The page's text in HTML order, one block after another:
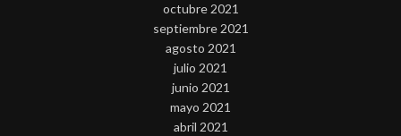
octubre 2021
septiembre 2021
agosto 2021
julio 2021
junio 2021
mayo 2021
abril 2021